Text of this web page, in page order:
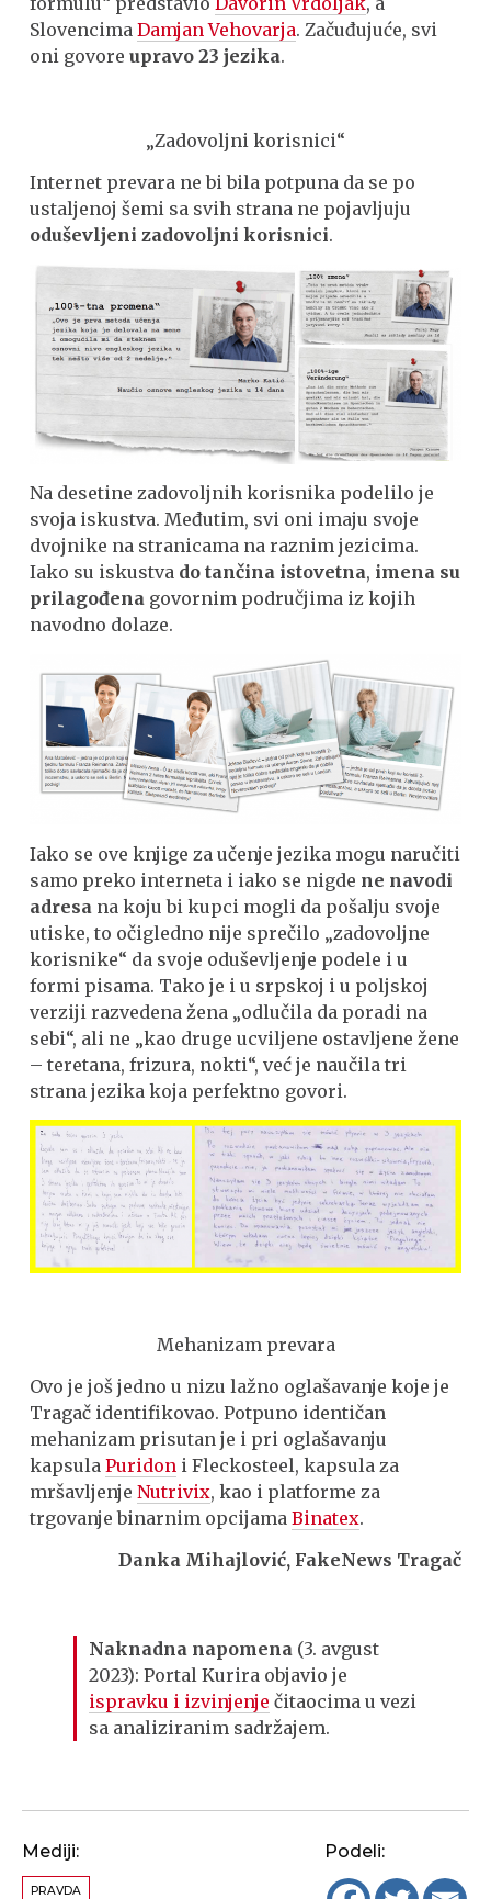
SlovencimaDamjan Vehovarja. Začuđujuće, svi
oni govoreupravo 23 jezika.
„Zadovoljni korisnici“
Internet prevara ne bi bila potpuna da se po
ustaljenoj šemi sa svih strana ne pojavljuju
oduševljeni zadovoljni korisnici.
Na desetine zadovoljnih korisnika podelilo je
svoja iskustva. Međutim, svi oni imaju svoje
dvojnike na stranicama na raznim jezicima.
Iako su iskustva do tančina istovetna, imena su
prilagođena govornim područjima iz kojih
navodno dolaze.
Iako se ove knjige za učenje jezika mogu naručiti
samo preko interneta i iako se nigde ne navodi
adresa na koju bi kupci mogli da pošalju svoje
utiske, to očigledno nije sprečilo „zadovoljne
korisnike“ da svoje oduševljenje podele i u
formi pisama. Tako je i u srpskoj i u poljskoj
verziji razvedena žena „odlučila da poradi na
sebi“, ali ne „kao druge ucviljene ostavljene žene
– teretana, frizura, nokti“, već je naučila tri
strana jezika koja perfektno govori.
Mehanizam prevara
Ovo je još jedno u nizu lažno oglašavanje koje je
Tragač identifikovao. Potpuno identičan
mehanizam prisutan je i pri oglašavanju
kapsulaPuridon i Fleckosteel, kapsula za
mršavljenjeNutrivix, kao i platforme za
trgovanje binarnim opcijamaBinatex.
Danka Mihajlović, FakeNews Tragač
Naknadna napomena (3. avgust
2023): Portal Kurira objavio je
ispravku i izvinjenje čitaocima u vezi
sa analiziranim sadržajem.
Mediji:
PRAVDA
Podeli: